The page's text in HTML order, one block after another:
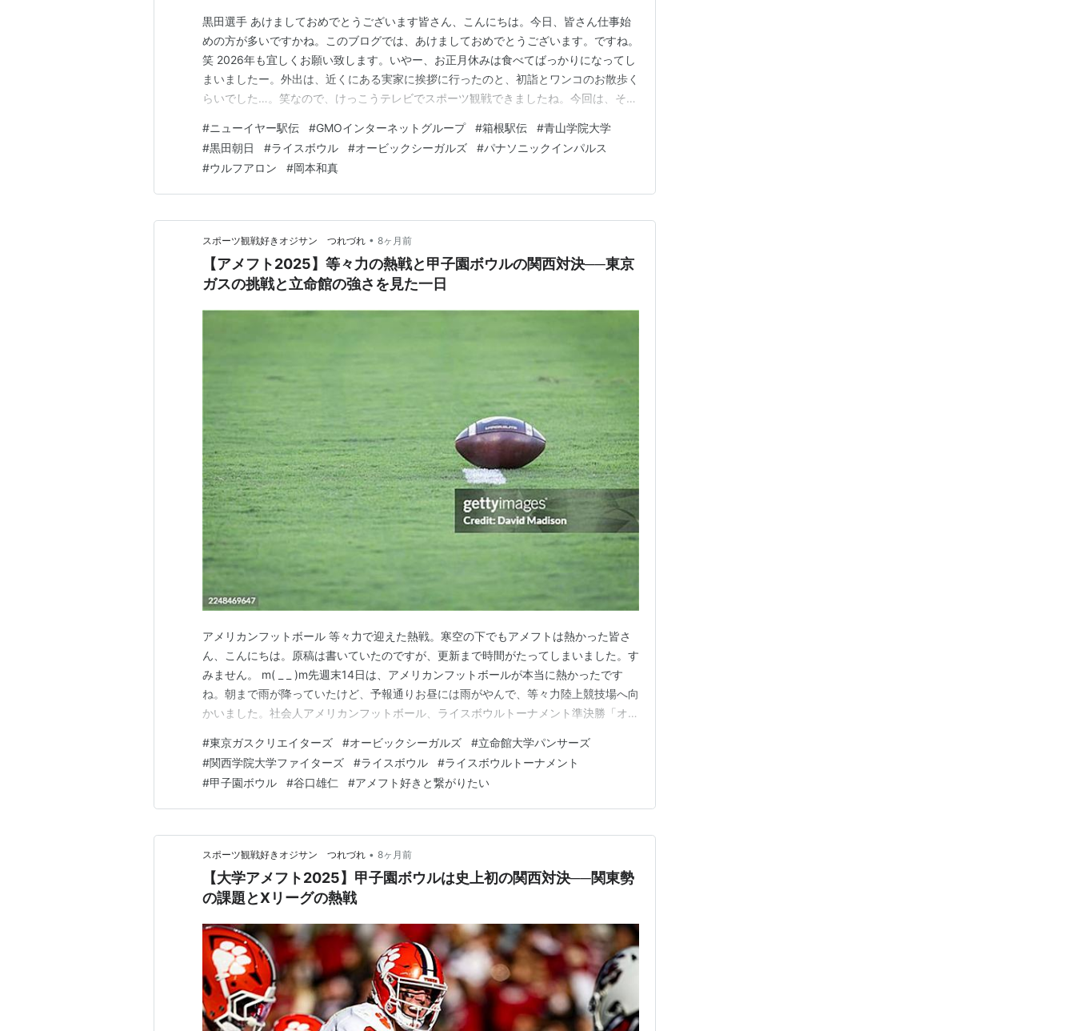
黒田選手 あけましておめでとうございます皆さん、こんにちは。今日、皆さん仕事始
めの方が多いですかね。このブログでは、あけましておめでとうございます。ですね。
笑 2026年も宜しくお願い致します。いやー、お正月休みは食べてばっかりになってし
まいましたー。外出は、近くにある実家に挨拶に行ったのと、初詣とワンコのお散歩く
らいでした…。笑なので、けっこうテレビでスポーツ観戦できましたね。今回は、それ
ヤー駅伝ですよね。僕は大晦日に寝るのが遅かったので、レースのほとんどは見れませ
んでした。汗ですが、今年はついにGMOインターネ…
#ニューイヤー駅伝 #GMOインターネットグループ #箱根駅伝 #青山学院大学
#黒田朝日 #ライスボウル #オービックシーガルズ #パナソニックインパルス
#ウルフアロン #岡本和真
スポーツ観戦好きオジサン つれづれ • 8ヶ月前
【アメフト2025】等々力の熱戦と甲子園ボウルの関西対決──東京
ガスの挑戦と立命館の強さを見た一日
アメリカンフットボール 等々力で迎えた熱戦。寒空の下でもアメフトは熱かった皆さ
ん、こんにちは。原稿は書いていたのですが、更新まで時間がたってしまいました。す
みません。 m( _ _ )m先週末14日は、アメリカンフットボールが本当に熱かったです
ね。朝まで雨が降っていたけど、予報通りお昼には雨がやんで、等々力陸上競技場へ向
かいました。社会人アメリカンフットボール、ライスボウルトーナメント準決勝「オー
して初めてのベスト4に進んだ東京ガスと、優勝候補のオービック。秋のリーグ戦では
39-7でオービックが圧勝していましたが…
#東京ガスクリエイターズ #オービックシーガルズ #立命館大学パンサーズ
#関西学院大学ファイターズ #ライスボウル #ライスボウルトーナメント
#甲子園ボウル #谷口雄仁 #アメフト好きと繋がりたい
スポーツ観戦好きオジサン つれづれ • 8ヶ月前
【大学アメフト2025】甲子園ボウルは史上初の関西対決──関東勢
の課題とXリーグの熱戦